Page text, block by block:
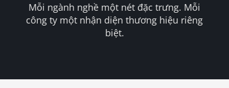
Mỗi ngành nghề một nét đặc trưng. Mỗi
công ty một nhận diện thương hiệu riêng
biệt.